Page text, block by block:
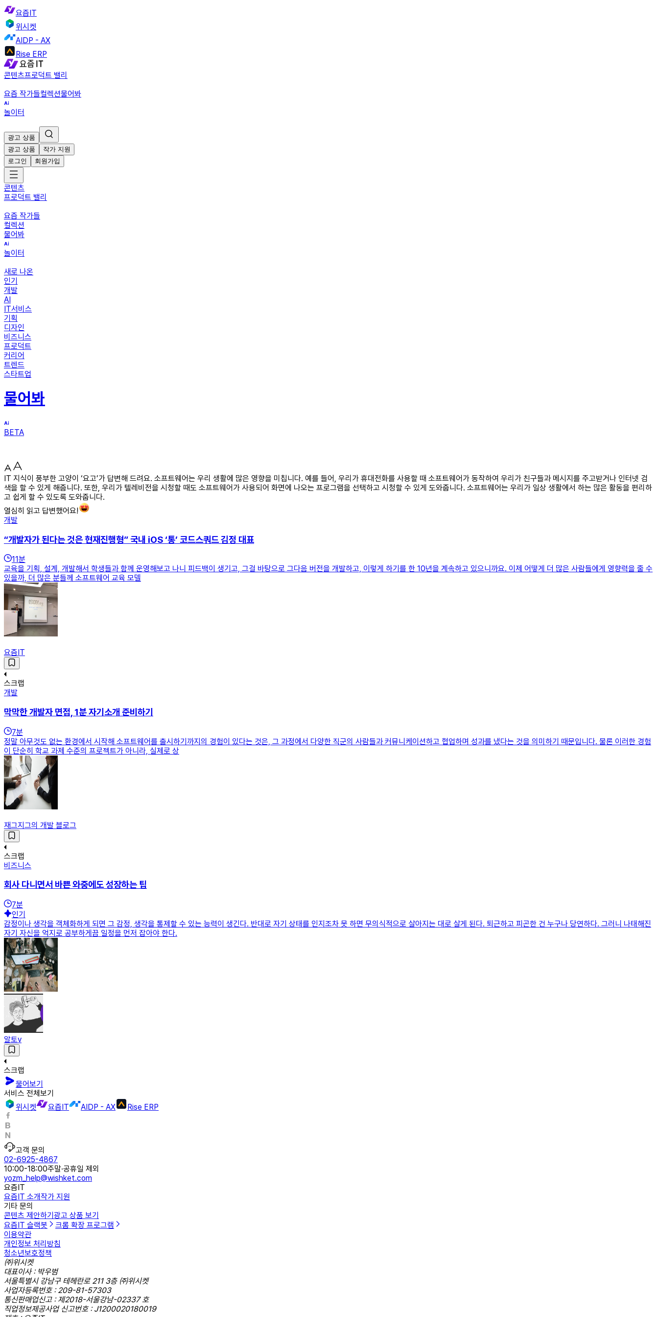
요즘IT
위시켓
AIDP - AX
Rise ERP
콘텐츠프로덕트 밸리
요즘 작가들컬렉션물어봐
놀이터
광고 상품
광고 상품
작가 지원
로그인
회원가입
콘텐츠
프로덕트 밸리
요즘 작가들
컬렉션
물어봐
놀이터
새로 나온
인기
개발
AI
IT서비스
기획
디자인
비즈니스
프로덕트
커리어
트렌드
스타트업
물어봐
BETA
IT 지식이 풍부한 고양이 ‘요고’가 답변해 드려요. 소프트웨어는 우리 생활에 많은 영향을 미칩니다. 예를 들어, 우리가 휴대전화를 사용할 때 소프트웨어가 동작하여 우리가 친구들과 메시지를 주고받거나 인터넷 검
색을 할 수 있게 해줍니다. 또한, 우리가 텔레비전을 시청할 때도 소프트웨어가 사용되어 화면에 나오는 프로그램을 선택하고 시청할 수 있게 도와줍니다. 소프트웨어는 우리가 일상 생활에서 하는 많은 활동을 편리하
고 쉽게 할 수 있도록 도와줍니다.
열심히 읽고 답변했어요!
개발
“개발자가 된다는 것은 현재진행형” 국내 iOS ‘통’ 코드스쿼드 김정 대표
11분
교육을 기획, 설계, 개발해서 학생들과 함께 운영해보고 나니 피드백이 생기고, 그걸 바탕으로 그다음 버전을 개발하고, 이렇게 하기를 한 10년을 계속하고 있으니까요. 이제 어떻게 더 많은 사람들에게 영향력을 줄 수
있을까, 더 많은 분들께 소프트웨어 교육 모델
요즘IT
스크랩
개발
막막한 개발자 면접, 1분 자기소개 준비하기
7분
정말 아무것도 없는 환경에서 시작해 소프트웨어를 출시하기까지의 경험이 있다는 것은, 그 과정에서 다양한 직군의 사람들과 커뮤니케이션하고 협업하며 성과를 냈다는 것을 의미하기 때문입니다. 물론 이러한 경험
이 단순히 학교 과제 수준의 프로젝트가 아니라, 실제로 상
재그지그의 개발 블로그
스크랩
비즈니스
회사 다니면서 바쁜 와중에도 성장하는 팁
7분
인기
감정이나 생각을 객체화하게 되면 그 감정, 생각을 통제할 수 있는 능력이 생긴다. 반대로 자기 상태를 인지조차 못 하면 무의식적으로 살아지는 대로 살게 된다. 퇴근하고 피곤한 건 누구나 당연하다. 그러니 나태해진
자기 자신을 억지로 공부하게끔 일정을 먼저 잡아야 한다.
알토v
스크랩
물어보기
서비스 전체보기
위시켓
요즘IT AIDP - AX Rise ERP
고객 문의
02-6925-4867
10:00-18:00주말·공휴일 제외
yozm_help@wishket.com
요즘IT
요즘IT 소개작가 지원
기타 문의
콘텐츠 제안하기 광고 상품 보기
요즘IT 슬랙봇
크롬 확장 프로그램
이용약관
개인정보 처리방침
청소년보호정책
㈜위시켓
대표이사 : 박우범
서울특별시 강남구 테헤란로 211 3층 ㈜위시켓
사업자등록번호 : 209-81-57303
통신판매업신고 : 제2018-서울강남-02337 호
직업정보제공사업 신고번호 : J1200020180019